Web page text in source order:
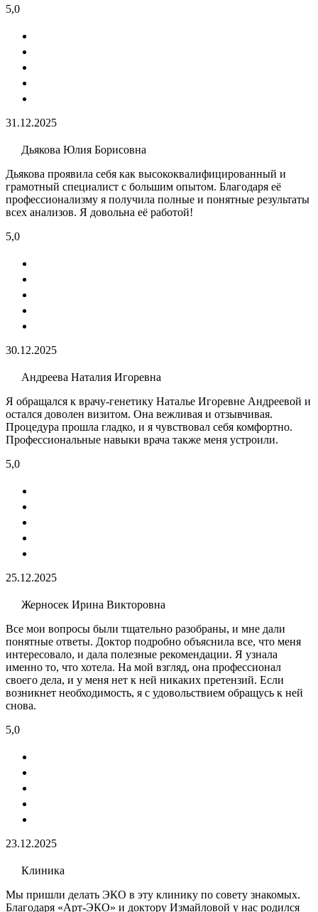
5,0
31.12.2025
Дьякова Юлия Борисовна
Дьякова проявила себя как высококвалифицированный и
грамотный специалист с большим опытом. Благодаря её
профессионализму я получила полные и понятные результаты
всех анализов. Я довольна её работой!
5,0
30.12.2025
Андреева Наталия Игоревна
Я обращался к врачу-генетику Наталье Игоревне Андреевой и
остался доволен визитом. Она вежливая и отзывчивая.
Процедура прошла гладко, и я чувствовал себя комфортно.
Профессиональные навыки врача также меня устроили.
5,0
25.12.2025
Жерносек Ирина Викторовна
Все мои вопросы были тщательно разобраны, и мне дали
понятные ответы. Доктор подробно объяснила все, что меня
интересовало, и дала полезные рекомендации. Я узнала
именно то, что хотела. На мой взгляд, она профессионал
своего дела, и у меня нет к ней никаких претензий. Если
возникнет необходимость, я с удовольствием обращусь к ней
снова.
5,0
23.12.2025
Клиника
Мы пришли делать ЭКО​ в эту клинику по совету знакомых.
Благодаря «Арт-ЭКО» и доктору Измайловой у нас родился